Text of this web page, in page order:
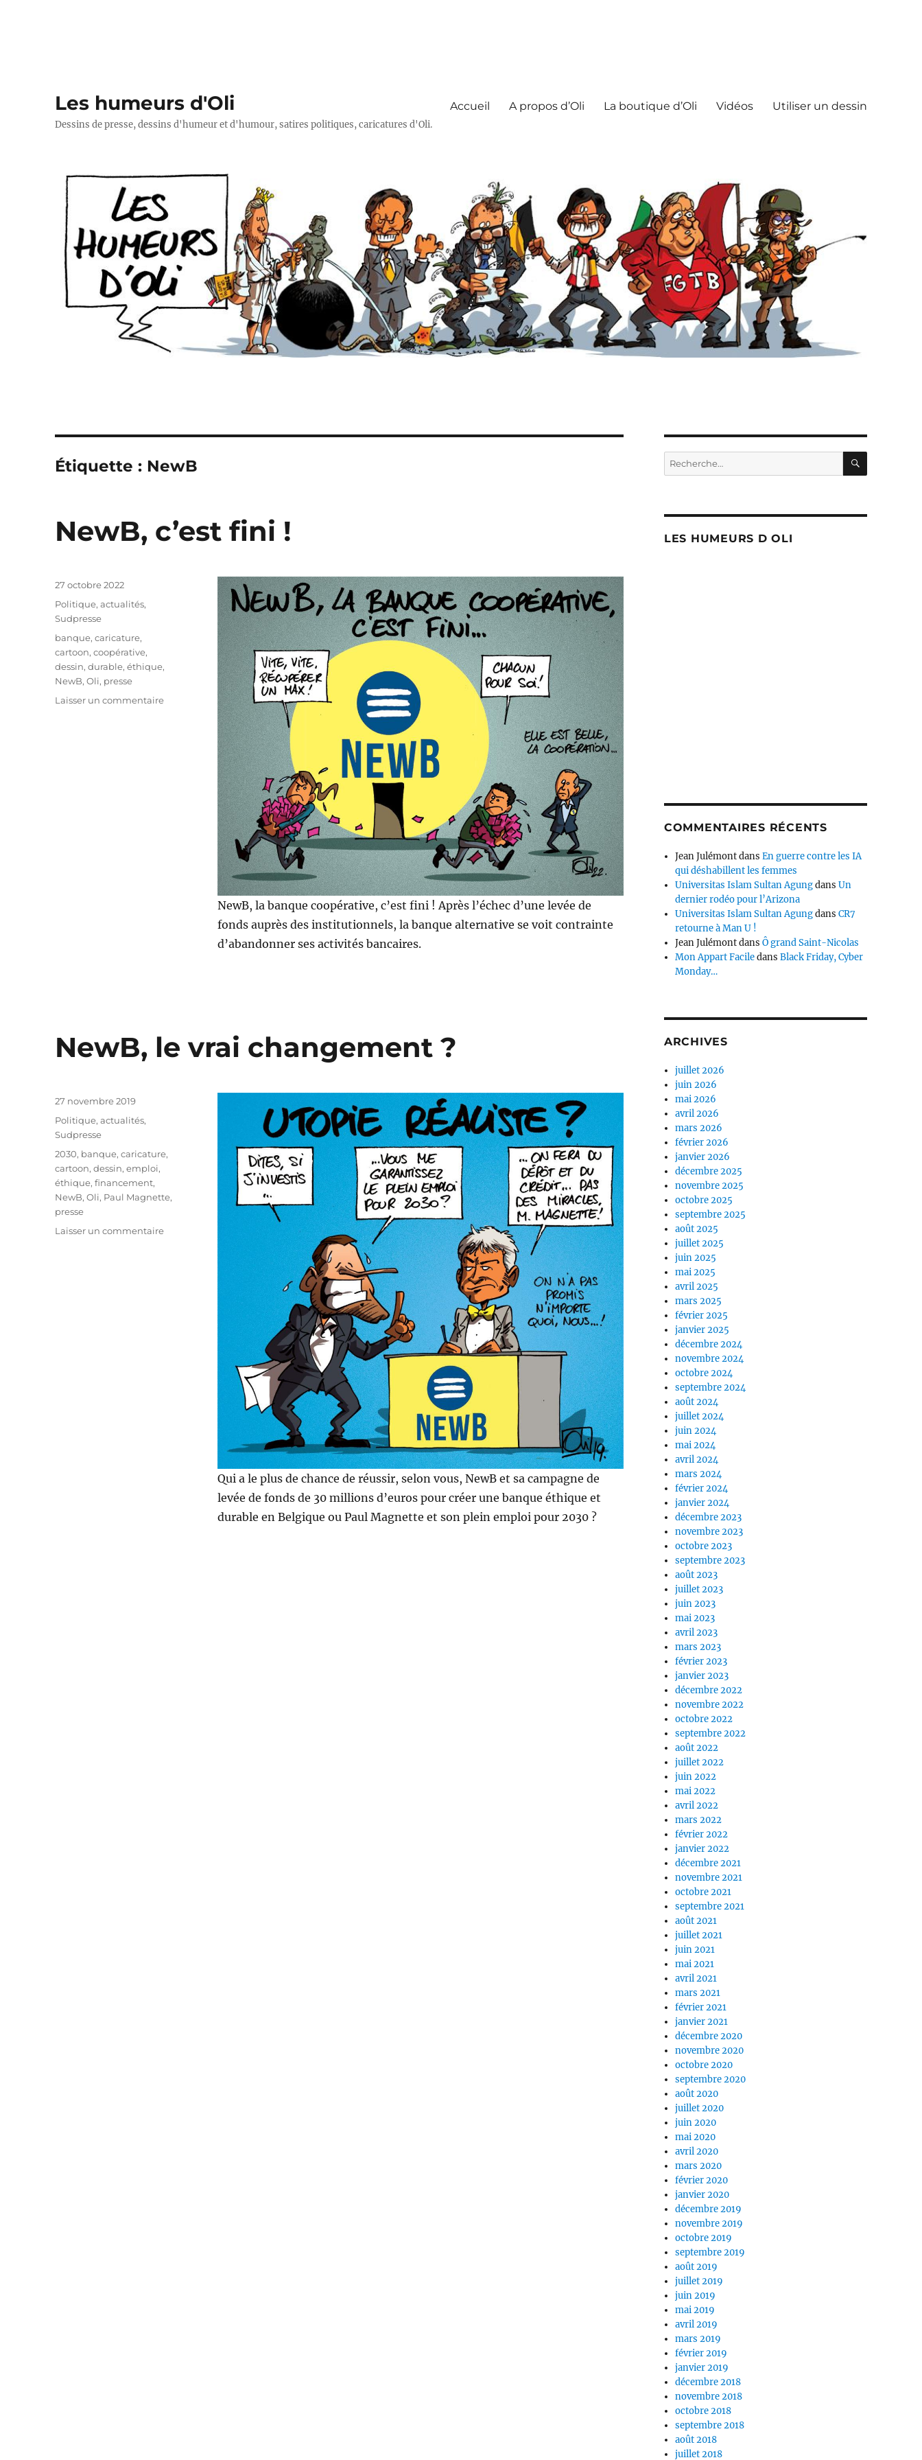
Les humeurs d'Oli
Dessins de presse, dessins d'humeur et d'humour, satires politiques, caricatures d'Oli.
Accueil A propos d’Oli La boutique d’Oli Vidéos Utiliser un dessin
Étiquette : NewB
NewB, c’est fini !
NewB, la banque coopérative, c’est fini ! Après l’échec d’une levée de
fonds auprès des institutionnels, la banque alternative se voit contrainte
d’abandonner ses activités bancaires.
Publié
27 octobre 2022
Catégories
Politique, actualités,
Sudpresse
Étiquettes
banque,caricature,
cartoon,coopérative,
dessin,durable,éthique,
NewB,Oli, presse
Laisser un commentairesur
NewB, le vrai changement ?
Qui a le plus de chance de réussir, selon vous, NewB et sa campagne de
levée de fonds de 30 millions d’euros pour créer une banque éthique et
durable en Belgique ou Paul Magnette et son plein emploi pour 2030 ?
Publié
27 novembre 2019
Catégories
Politique, actualités,
Sudpresse
Étiquettes
2030, banque,caricature,
cartoon,dessin,emploi,
éthique,financement,
NewB,Oli, Paul Magnette,
presse
Laisser un commentairesur
Recherche
pour :
LES HUMEURS D OLI
COMMENTAIRES RÉCENTS
Jean JulémontdansEn guerre contre les IA
qui déshabillent les femmes
Universitas Islam Sultan AgungdansUn
dernier rodéo pour l’Arizona
Universitas Islam Sultan AgungdansCR7
retourne à Man U !
Jean JulémontdansÔ grand Saint-Nicolas
Mon Appart FaciledansBlack Friday, Cyber
Monday…
ARCHIVES
juillet 2026
juin 2026
mai 2026
avril 2026
mars 2026
février 2026
janvier 2026
décembre 2025
novembre 2025
octobre 2025
septembre 2025
août 2025
juillet 2025
juin 2025
mai 2025
avril 2025
mars 2025
février 2025
janvier 2025
décembre 2024
novembre 2024
octobre 2024
septembre 2024
août 2024
juillet 2024
juin 2024
mai 2024
avril 2024
mars 2024
février 2024
janvier 2024
décembre 2023
novembre 2023
octobre 2023
septembre 2023
août 2023
juillet 2023
juin 2023
mai 2023
avril 2023
mars 2023
février 2023
janvier 2023
décembre 2022
novembre 2022
octobre 2022
septembre 2022
août 2022
juillet 2022
juin 2022
mai 2022
avril 2022
mars 2022
février 2022
janvier 2022
décembre 2021
novembre 2021
octobre 2021
septembre 2021
août 2021
juillet 2021
juin 2021
mai 2021
avril 2021
mars 2021
février 2021
janvier 2021
décembre 2020
novembre 2020
octobre 2020
septembre 2020
août 2020
juillet 2020
juin 2020
mai 2020
avril 2020
mars 2020
février 2020
janvier 2020
décembre 2019
novembre 2019
octobre 2019
septembre 2019
août 2019
juillet 2019
juin 2019
mai 2019
avril 2019
mars 2019
février 2019
janvier 2019
décembre 2018
novembre 2018
octobre 2018
septembre 2018
août 2018
juillet 2018